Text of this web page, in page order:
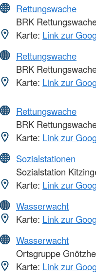
Rettungswache
BRK
Karte: Link zur
Rettungswache
BRK
Karte: Link zur
Rettungswache
BRK
Karte: Link zur
Sozialstationen
Sozialstation
Karte: Link zur
Wasserwacht
Karte: Link zur
Wasserwacht
Ortsgruppe
Karte: Link zur